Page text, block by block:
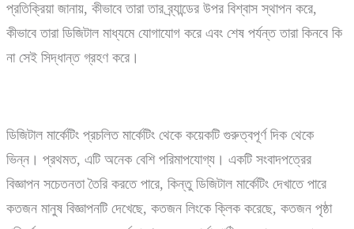
প্রতিক্রিয়া জানায়, কীভাবে তারা তার ব্র্যান্ডের উপর বিশ্বাস স্থাপন করে,
কীভাবে তারা ডিজিটাল মাধ্যমে যোগাযোগ করে এবং শেষ পর্যন্ত তারা কিনবে কি
না সেই সিদ্ধান্ত গ্রহণ করে।
ডিজিটাল মার্কেটিং প্রচলিত মার্কেটিং থেকে কয়েকটি গুরুত্বপূর্ণ দিক থেকে
ভিন্ন। প্রথমত, এটি অনেক বেশি পরিমাপযোগ্য। একটি সংবাদপত্রের
বিজ্ঞাপন সচেতনতা তৈরি করতে পারে, কিন্তু ডিজিটাল মার্কেটিং দেখাতে পারে
কতজন মানুষ বিজ্ঞাপনটি দেখেছে, কতজন লিংকে ক্লিক করেছে, কতজন পৃষ্ঠা